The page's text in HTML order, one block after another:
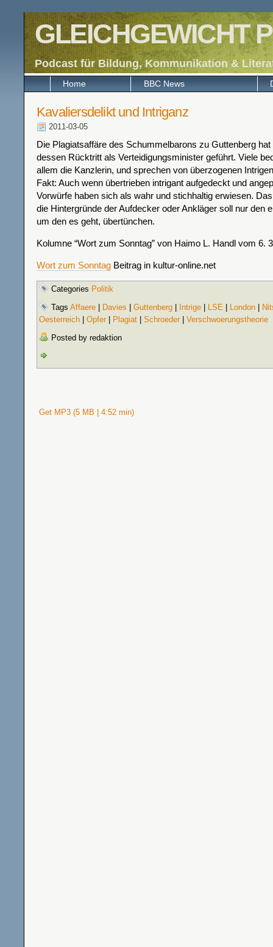
GLEICHGEWICHT
Podcast für Bildung, Kommunikation &
BBC News
Home
Kavaliersdelikt und Intriganz
2011-03-05
Die Plagiatsaffäre des Schummelbarons zu Guttenberg
dessen Rücktritt als Verteidigungsminister geführt. Viele
allem die Kanzlerin, und sprechen von überzogenen
Fakt: Auch wenn übertrieben intrigant aufgedeckt und
Vorwürfe haben sich als wahr und stichhaltig erwiesen.
die Hintergründe der Aufdecker oder Ankläger soll nur den
um den es geht, übertünchen.
Kolumne “Wort zum Sonntag” von Haimo L. Handl vom 6.
Wort zum Sonntag Beitrag in kultur-online.net
Categories Politik
Tags Affaere Davies Guttenberg Intrige LSE London
Oesterreich
Opfer Plagiat Schroeder
Verschwoerungstheorie
Posted by redaktion
Get MP3 (5 MB | 4:52 min)